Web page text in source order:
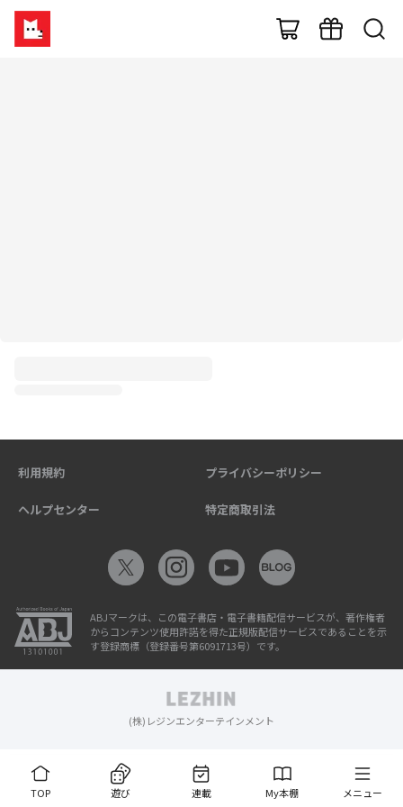
TOP 遊び 連載 My本棚 メニュー
利用規約 プライバシーポリシー
ヘルプセンター 特定商取引法
ABJマークは、この電子書店・電子書籍配信サービスが、著作権者
からコンテンツ使用許諾を得た正規版配信サービスであることを示
す登録商標（登録番号第6091713号）です。
(株)レジンエンターテインメント